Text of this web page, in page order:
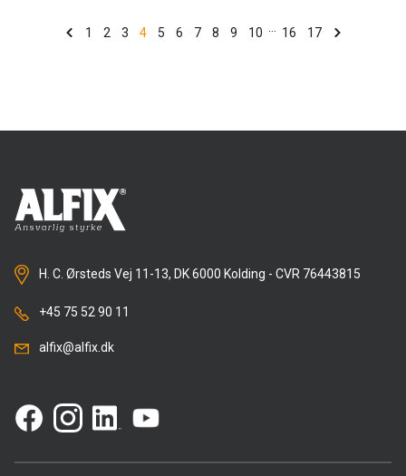
for at bidrage til udviklingen af - og eksekvering på - de
Alfix samarbejder med GML-HR om denne rekruttering.
om stillingen. Enhver henvendelse behandles fortroligt.
1 2 3 4 5 6 7 8 9 10 16 17
H. C. Ørsteds Vej 11-13, DK 6000 Kolding - CVR 76443815
+45 75 52 90 11
alfix@alfix.dk